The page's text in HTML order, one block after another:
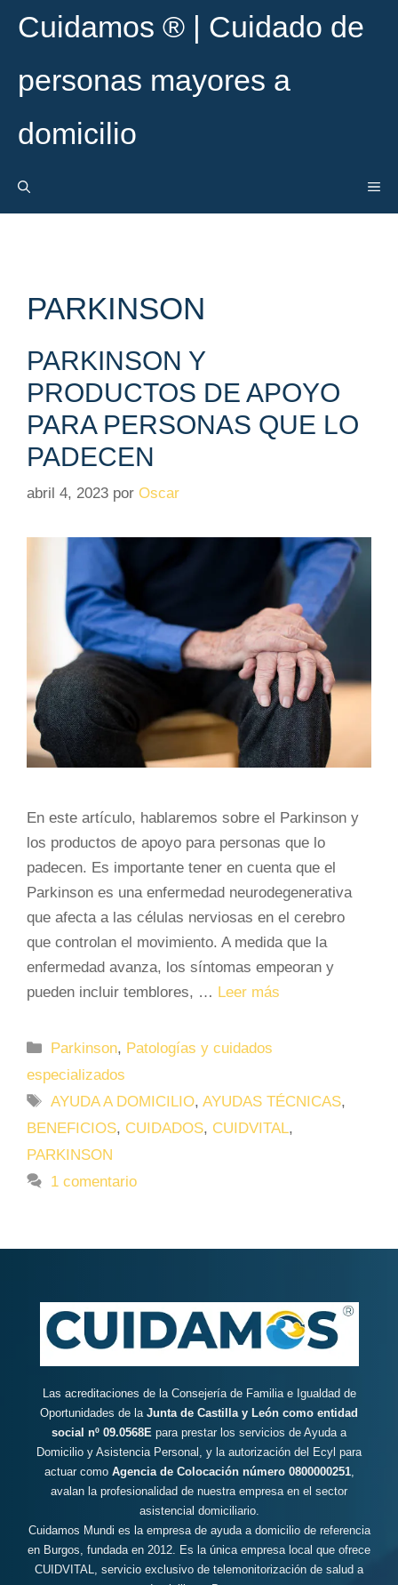
Cuidamos ® | Cuidado de
personas mayores a
domicilio
PARKINSON
PARKINSON Y
PRODUCTOS DE APOYO
PARA PERSONAS QUE LO
PADECEN
abril 4, 2023 por Oscar
En este artículo, hablaremos sobre el Parkinson y
los productos de apoyo para personas que lo
padecen. Es importante tener en cuenta que el
Parkinson es una enfermedad neurodegenerativa
que afecta a las células nerviosas en el cerebro
que controlan el movimiento. A medida que la
enfermedad avanza, los síntomas empeoran y
pueden incluir temblores, … Leer más
Categorías
Parkinson, Patologías y cuidados
especializados
Etiquetas
AYUDA A DOMICILIO,AYUDAS TÉCNICAS,
BENEFICIOS, CUIDADOS, CUIDVITAL,
PARKINSON
1 comentario
Las acreditaciones de la Consejería de Familia e Igualdad de
Oportunidades de la Junta de Castilla y León como entidad
social nº 09.0568E para prestar los servicios de Ayuda a
Domicilio y Asistencia Personal, y la autorización del Ecyl para
actuar como Agencia de Colocación número 0800000251,
avalan la profesionalidad de nuestra empresa en el sector
asistencial domiciliario.
Cuidamos Mundi es la empresa de ayuda a domicilio de referencia
en Burgos, fundada en 2012. Es la única empresa local que ofrece
CUIDVITAL, servicio exclusivo de telemonitorización de salud a